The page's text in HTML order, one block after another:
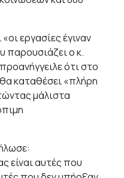
εργασίες έγιναν
παρουσιάζει ο κ.
ότι στο
καταθέσει «πλήρη
μάλιστα
είναι αυτές που